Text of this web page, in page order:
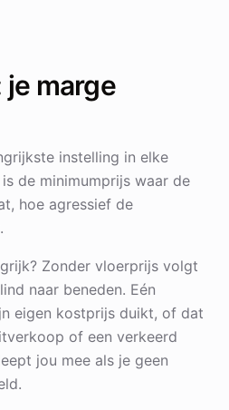
je marge
instelling in elke
de minimumprijs waar de
hoe agressief de
Zonder vloerprijs volgt
naar beneden. Eén
eigen kostprijs duikt, of dat
of een verkeerd
jou mee als je geen